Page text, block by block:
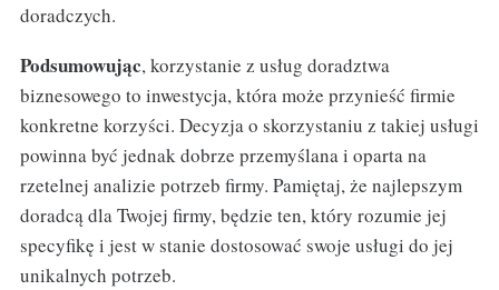
doradczych.
Podsumowując, korzystanie z usług doradztwa
biznesowego to inwestycja, która może przynieść firmie
konkretne korzyści. Decyzja o skorzystaniu z takiej usługi
powinna być jednak dobrze przemyślana i oparta na
rzetelnej analizie potrzeb firmy. Pamiętaj, że najlepszym
doradcą dla Twojej firmy, będzie ten, który rozumie jej
specyfikę i jest w stanie dostosować swoje usługi do jej
unikalnych potrzeb.